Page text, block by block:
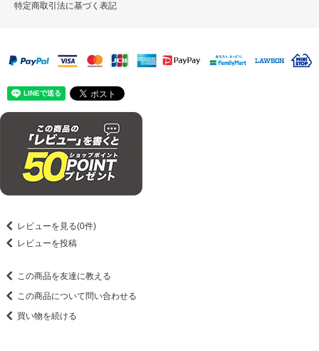
特定商取引法に基づく表記
レビューを見る(0件)
レビューを投稿
この商品を友達に教える
この商品について問い合わせる
買い物を続ける